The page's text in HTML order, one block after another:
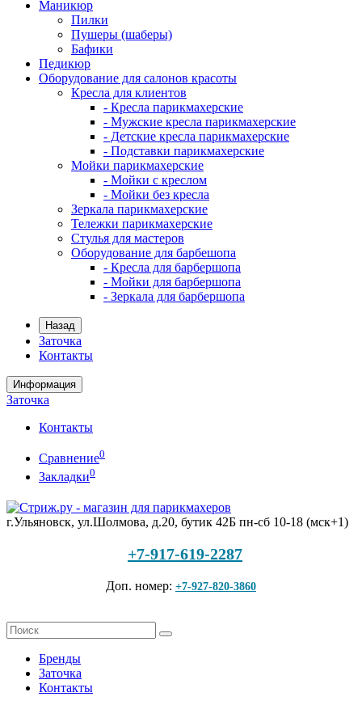
Маникюр
Пилки
Пушеры (шаберы)
Бафики
Педикюр
Оборудование для салонов красоты
Кресла для клиентов
- Кресла парикмахерские
- Мужские кресла парикмахерские
- Детские кресла парикмахерские
- Подставки парикмахерские
Мойки парикмахерские
- Мойки с креслом
- Мойки без кресла
Зеркала парикмахерские
Тележки парикмахерские
Стулья для мастеров
Оборудование для барбешопа
- Кресла для барбершопа
- Мойки для барбершопа
- Зеркала для барбершопа
Назад
Заточка
Контакты
Информация
Заточка
Контакты
Сравнение0
Закладки0
г.Ульяновск, ул.Шолмова, д.20, бутик 42Б пн-сб 10-18 (мск+1)
+7-917-619-2287
Доп. номер: +7-927-820-3860
Бренды
Заточка
Контакты